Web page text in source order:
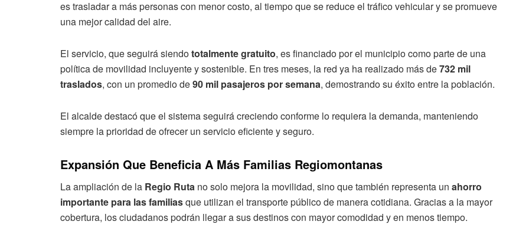
es trasladar a más personas con menor costo, al tiempo que se reduce el tráfico vehicular y se promueve
una mejor calidad del aire.
El servicio, que seguirá siendototalmente gratuito, es financiado por el municipio como parte de una
política de movilidad incluyente y sostenible. En tres meses, la red ya ha realizado más de732 mil
traslados, con un promedio de90 mil pasajeros por semana, demostrando su éxito entre la población.
El alcalde destacó que el sistema seguirá creciendo conforme lo requiera la demanda, manteniendo
siempre la prioridad de ofrecer un servicio eficiente y seguro.
Expansión Que Beneficia A Más Familias Regiomontanas
La ampliación de la Regio Ruta no solo mejora la movilidad, sino que también representa un ahorro
importante para las familiasque utilizan el transporte público de manera cotidiana. Gracias a la mayor
cobertura, los ciudadanos podrán llegar a sus destinos con mayor comodidad y en menos tiempo.